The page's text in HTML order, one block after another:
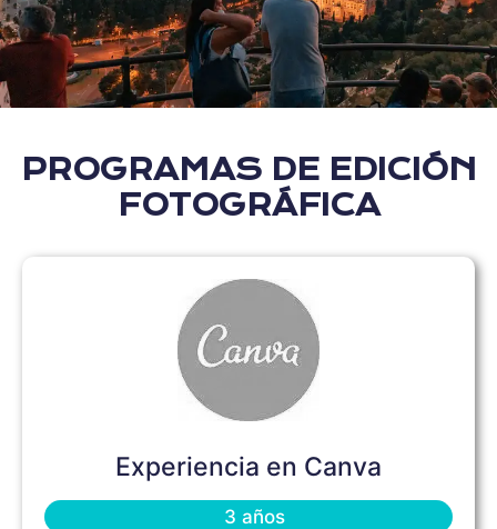
PROGRAMAS DE EDICIÓN
FOTOGRÁFICA
Experiencia en Canva
3 años